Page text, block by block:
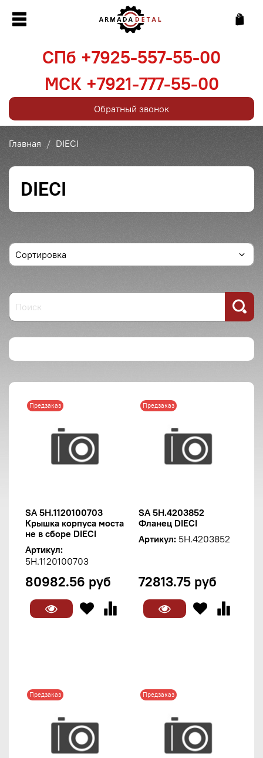
Главная DIECI
DIECI
Предзаказ
SA 5H.1120100703
Крышка корпуса моста
не в сборе DIECI
Артикул:
5H.1120100703
80982.56 руб
Предзаказ
SA 5H.4203852
Фланец DIECI
Артикул: 5H.4203852
72813.75 руб
Предзаказ Предзаказ
СПб +7925-557-55-00
МСК +7921-777-55-00
Обратный звонок